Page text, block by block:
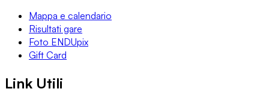
Mappa e calendario
Risultati gare
Foto ENDUpix
Gift Card
Link Utili